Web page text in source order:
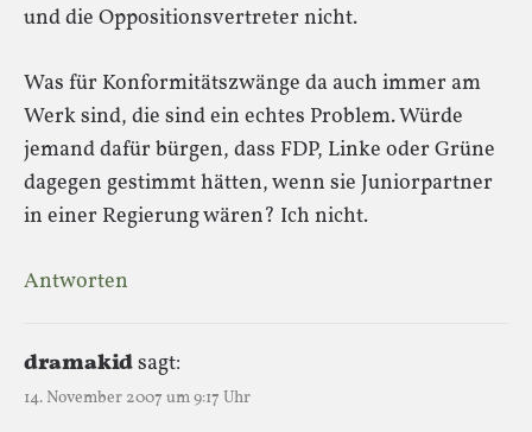
und die Oppositionsvertreter nicht.
Was für Konformitätszwänge da auch immer am
Werk sind, die sind ein echtes Problem. Würde
jemand dafür bürgen, dass FDP, Linke oder Grüne
dagegen gestimmt hätten, wenn sie Juniorpartner
in einer Regierung wären? Ich nicht.
Antworten
dramakidsagt:
14. November 2007 um 9:17 Uhr